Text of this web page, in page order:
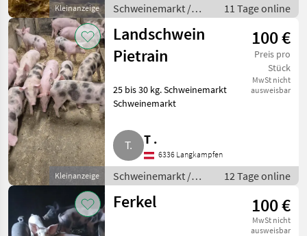
Kleinanzeige
Schweinemarkt /
Schweinemarkt
11 Tage online
Kleinanzeige
Landschwein
Pietrain
100 €
Preis pro
Stück
MwSt nicht
ausweisbar
25 bis 30 kg. Schweinemarkt
Schweinemarkt
T .
6336 Langkampfen
Schweinemarkt /
Schweinemarkt
12 Tage online
Ferkel 100 €
MwSt nicht
ausweisbar